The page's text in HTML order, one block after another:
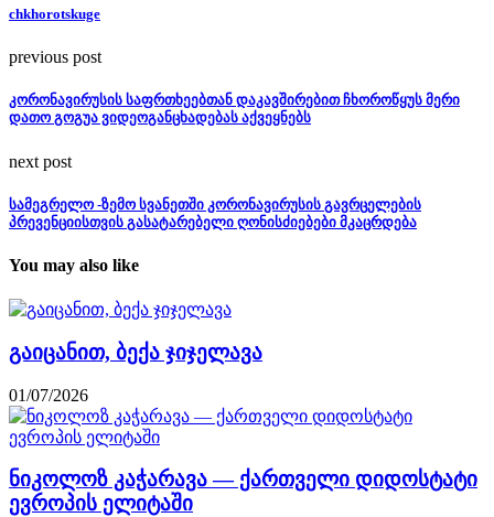
chkhorotskuge
previous post
კორონავირუსის საფრთხეებთან დაკავშირებით ჩხოროწყუს მერი
დათო გოგუა ვიდეოგანცხადებას აქვეყნებს
next post
სამეგრელო -ზემო სვანეთში კორონავირუსის გავრცელების
პრევენციისთვის გასატარებელი ღონისძიებები მკაცრდება
You may also like
გაიცანით, ბექა ჯიჯელავა
01/07/2026
ნიკოლოზ კაჭარავა — ქართველი დიდოსტატი
ევროპის ელიტაში